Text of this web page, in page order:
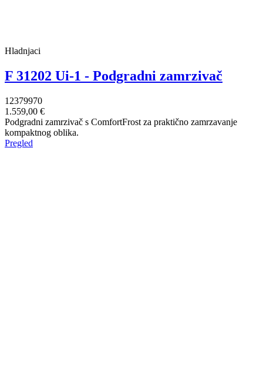
Hladnjaci
F 31202 Ui-1 - Podgradni zamrzivač
12379970
1.559,00 €
Podgradni zamrzivač s ComfortFrost za praktično zamrzavanje
kompaktnog oblika.
Pregled